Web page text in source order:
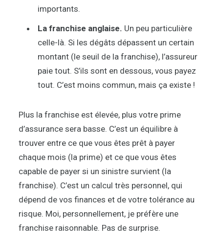
importants.
La franchise anglaise. Un peu particulière
celle-là. Si les dégâts dépassent un certain
montant (le seuil de la franchise), l’assureur
paie tout. S’ils sont en dessous, vous payez
tout. C’est moins commun, mais ça existe !
Plus la franchise est élevée, plus votre prime
d’assurance sera basse. C’est un équilibre à
trouver entre ce que vous êtes prêt à payer
chaque mois (la prime) et ce que vous êtes
capable de payer si un sinistre survient (la
franchise). C’est un calcul très personnel, qui
dépend de vos finances et de votre tolérance au
risque. Moi, personnellement, je préfère une
franchise raisonnable. Pas de surprise.